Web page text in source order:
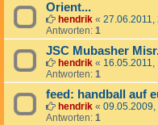
Orient...
hendrik « 27.06.2011,
Antworten: 1
JSC Mubasher
hendrik « 16.05.2011,
Antworten: 1
feed: handball auf
hendrik « 09.05.2009,
Antworten: 1